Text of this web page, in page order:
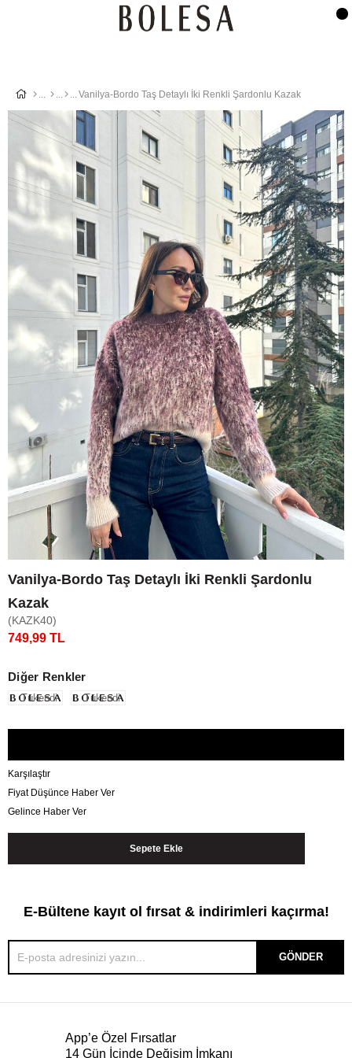
Vanilya-Bordo Taş Detaylı İki Renkli Şardonlu Kazak
Vanilya-Bordo Taş Detaylı İki Renkli Şardonlu
Kazak
(KAZK40)
749,99 TL
Diğer Renkler
Tükendi Tükendi
Karşılaştır
Fiyat Düşünce Haber Ver
Gelince Haber Ver
E-Bültene kayıt ol fırsat & indirimleri kaçırma!
GÖNDER
App’e Özel Fırsatlar
14 Gün İçinde Değişim İmkanı